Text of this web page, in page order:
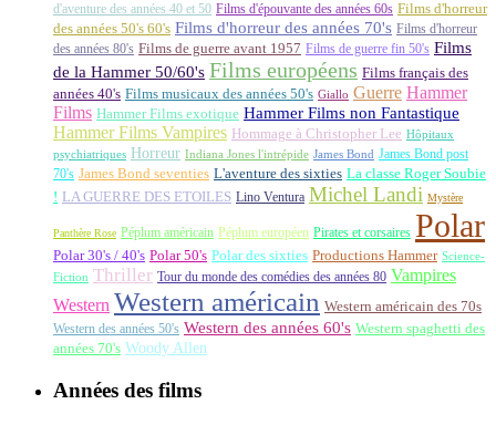
d'aventure des années 40 et 50 Films d'épouvante des années 60s Films d'horreur
des années 50's 60's Films d'horreur des années 70's Films d'horreur
des années 80's Films de guerre avant 1957 Films de guerre fin 50's Films
de la Hammer 50/60's Films européens Films français des
années 40's Films musicaux des années 50's Giallo Guerre Hammer
Films Hammer Films exotique Hammer Films non Fantastique
Hammer Films Vampires Hommage à Christopher Lee Hôpitaux
psychiatriques Horreur Indiana Jones l'intrépide James Bond James Bond post
70's James Bond seventies L'aventure des sixties La classe Roger Soubie
! LA GUERRE DES ETOILES Lino Ventura Michel Landi Mystère
Panthère Rose Péplum américain Péplum européen Pirates et corsaires Polar
Polar 30's / 40's Polar 50's Polar des sixties Productions Hammer Science-
Fiction Thriller Tour du monde des comédies des années 80 Vampires
Western Western américain Western américain des 70s
Western des années 50's Western des années 60's Western spaghetti des
années 70's Woody Allen
Années des films